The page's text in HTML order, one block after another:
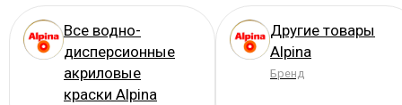
Все водно-
дисперсионные
акриловые
краски Alpina
Другие товары
Alpina
Бренд